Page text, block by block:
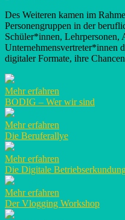
Des Weiteren kamen im
Personengruppen in der
Schüler*innen, Lehrpersonen,
Unternehmensvertreter*innen
digitaler Formate, ihre
Mehr erfahren
BODIG – Wer wir sind
Mehr erfahren
Die Beruferallye
Mehr erfahren
Die Digitale
Mehr erfahren
Der Vlogging Workshop